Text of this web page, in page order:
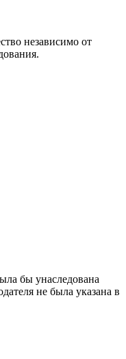
независимо от
бы унаследована
не была указана в